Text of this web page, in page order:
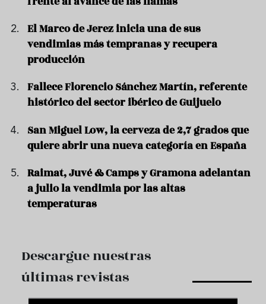
El Marco de Jerez inicia una de sus
vendimias más tempranas y recupera
producción
Fallece Florencio Sánchez Martín, referente
histórico del sector ibérico de Guijuelo
San Miguel Low, la cerveza de 2,7 grados que
quiere abrir una nueva categoría en España
Raimat, Juvé & Camps y Gramona adelantan
a julio la vendimia por las altas
temperaturas
Descargue nuestras
últimas revistas